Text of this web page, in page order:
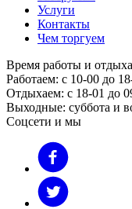
Услуги
Контакты
Чем торгуем
Время работы и отдыха
Работаем: с 10-00 до
Отдыхаем: с 18-01 до
Выходные: суббота и
Соцсети и мы